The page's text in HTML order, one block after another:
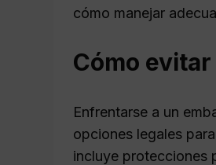
cómo manejar
Cómo
Enfrentarse a un
opciones legales
incluye protecciones